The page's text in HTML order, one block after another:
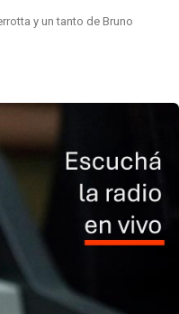
y un tanto de Bruno